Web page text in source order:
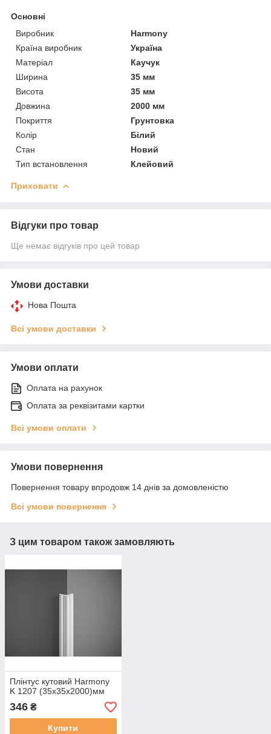
Основні
Виробник
Harmony
Країна виробник
Україна
Матеріал
Каучук
Ширина
35 мм
Висота
35 мм
Довжина
2000 мм
Покриття
Грунтовка
Колір
Білий
Стан
Новий
Тип встановлення
Клейовий
Приховати
Відгуки про товар
Ще немає відгуків про цей товар
Умови доставки
Нова Пошта
Всі умови доставки
Умови оплати
Оплата на рахунок
Оплата за реквізитами картки
Всі умови оплати
Умови повернення
Повернення товару впродовж 14 днів за домовленістю
Всі умови повернення
З цим товаром також замовляють
Плінтус кутовий Harmony
K 1207 (35х35х2000)мм
346 ₴
Купити